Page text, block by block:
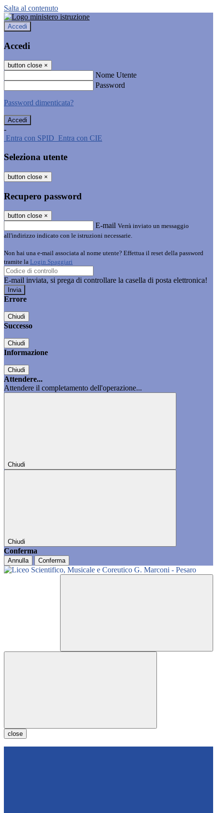
Salta al contenuto
Accedi
Accedi
button close ×
Nome Utente
Password
Password dimenticata?
-
Entra con SPID Entra con CIE
Seleziona utente
button close ×
Recupero password
button close ×
E-mail Verrà inviato un messaggio
all'indirizzo indicato con le istruzioni necessarie.
Non hai una e-mail associata al nome utente? Effettua il reset della password
tramite la Login Spaggiari
E-mail inviata, si prega di controllare la casella di posta elettronica!
Errore
Chiudi
Successo
Chiudi
Informazione
Chiudi
Attendere...
Attendere il completamento dell'operazione...
Chiudi
Chiudi
Conferma
Annulla Conferma
close